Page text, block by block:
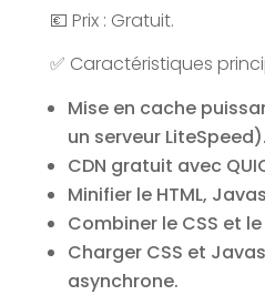
💶 Prix : Gratuit.
✅ Caractéristiques
Mise en cache
un serveur LiteSpeed).
CDN gratuit avec
Minifier le HTML,
Combiner le CSS et
Charger CSS et
asynchrone.